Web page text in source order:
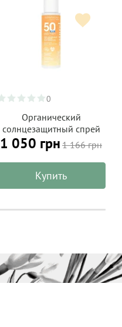
0
Органический
солнцезащитный спрей
SPF 50 для детей от 3 лет,
ALPHANOVA Organic Sun
100 г
1 050 грн 1 166 грн
Купить